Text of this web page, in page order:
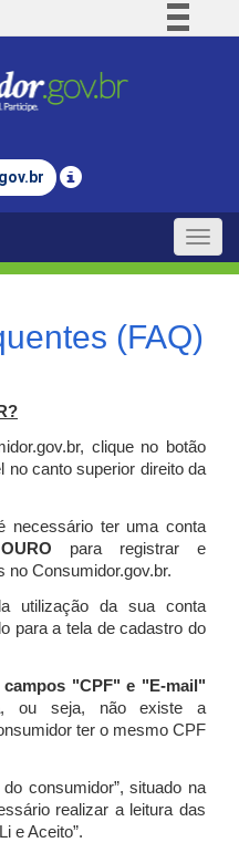
Comunica BR
Legislação
gov.br
Toggle
(FAQ)
clique no botão
no canto superior direito da
necessário ter uma conta
para registrar e
Consumidor.gov.br.
utilização da sua conta
para a tela de cadastro do
campos "CPF" e "E-mail"
, ou seja, não existe a
ter o mesmo CPF
consumidor”, situado na
realizar a leitura das
e Aceito”.